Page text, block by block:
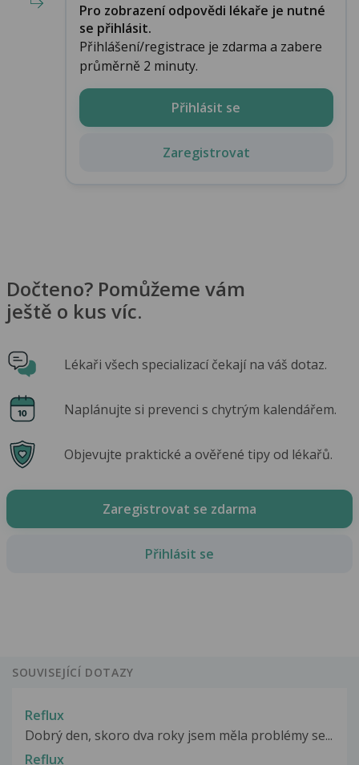
Pro zobrazení odpovědi lékaře je nutné
se přihlásit.
Přihlášení/registrace je zdarma a zabere
průměrně 2 minuty.
Přihlásit se
Zaregistrovat
Dočteno? Pomůžeme vám
ještě o kus víc.
Lékaři všech specializací čekají na váš dotaz.
Naplánujte si prevenci s chytrým kalendářem.
Objevujte praktické a ověřené tipy od lékařů.
Zaregistrovat se zdarma
Přihlásit se
SOUVISEJÍCÍ DOTAZY
Reflux
Dobrý den, skoro dva roky jsem měla problémy se...
Reflux